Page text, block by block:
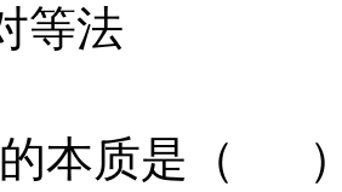
争对等
的本质是（